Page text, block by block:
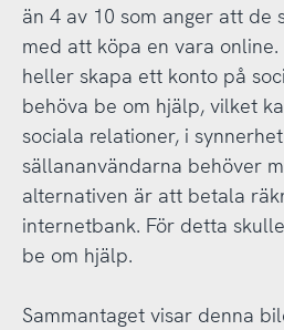
än 4 av 10 som anger att de
med att köpa en vara
heller skapa ett konto på
behöva be om hjälp, vilket
sociala relationer, i
sällananvändarna behöver
alternativen är att betala
internetbank. För detta
be om hjälp.
Sammantaget visar denna